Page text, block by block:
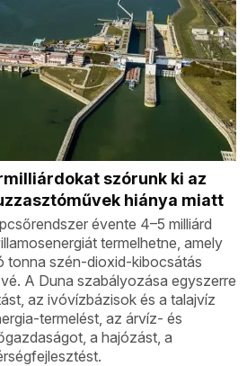
szórunk ki az
hiánya miatt
évente 4–5 milliárd
termelhetne, amely
tonna szén-dioxid-kibocsátás
A Duna szabályozása egyszerre
az ivóvízbázisok és a talajvíz
termelést, az árvíz- és
a hajózást, a